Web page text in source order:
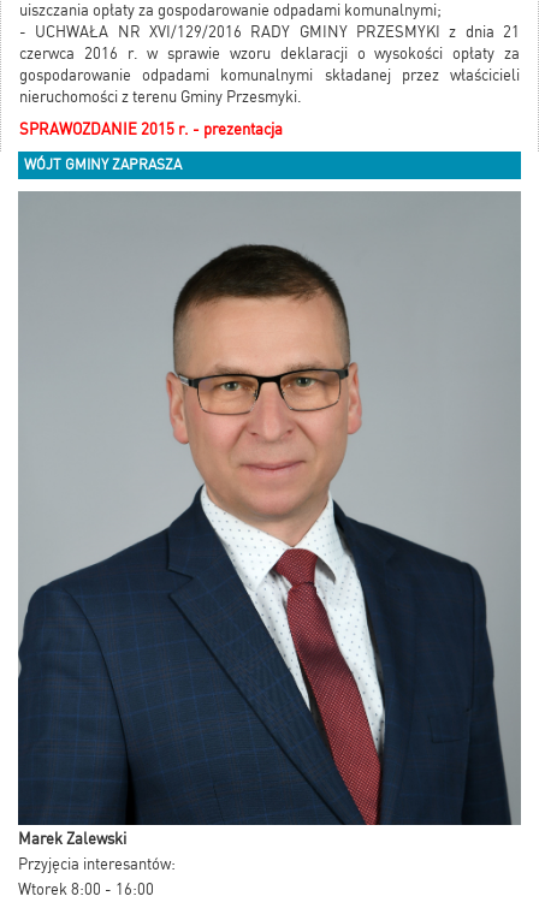
uiszczania opłaty za gospodarowanie odpadami komunalnymi;
- UCHWAŁA NR XVI/129/2016 RADY GMINY PRZESMYKI z dnia 21
czerwca 2016 r. w sprawie wzoru deklaracji o wysokości opłaty za
gospodarowanie odpadami komunalnymi składanej przez właścicieli
nieruchomości z terenu Gminy Przesmyki.
SPRAWOZDANIE 2015 r. - prezentacja
WÓJT GMINY ZAPRASZA
Marek Zalewski
Przyjęcia interesantów:
Wtorek 8:00 - 16:00